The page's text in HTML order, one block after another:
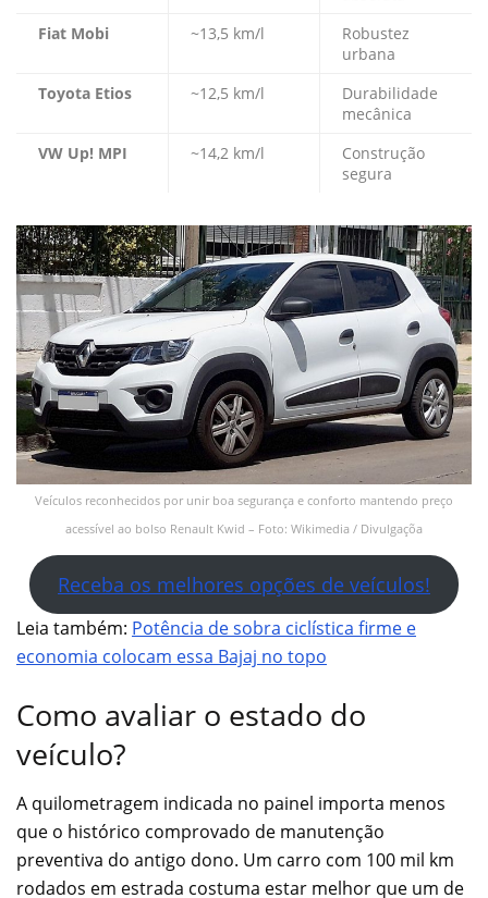
Fiat Mobi
~13,5 km/l
Robustez
urbana
Toyota Etios
~12,5 km/l
Durabilidade
mecânica
VW Up! MPI
~14,2 km/l
Construção
segura
Veículos reconhecidos por unir boa segurança e conforto mantendo preço
acessível ao bolso Renault Kwid – Foto: Wikimedia / Divulgaçõa
Receba os melhores opções de veículos!
Leia também: Potência de sobra ciclística firme e
economia colocam essa Bajaj no topo
Como avaliar o estado do
veículo?
A quilometragem indicada no painel importa menos
que o histórico comprovado de manutenção
preventiva do antigo dono. Um carro com 100 mil km
rodados em estrada costuma estar melhor que um de